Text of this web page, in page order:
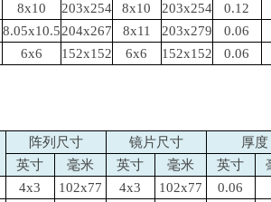
8x10 203x254 8x10 203x254 0.12
8.05x10.5204x267 8x11 203x279 0.06
6x6 152x152 6x6 152x152 0.06
阵列尺寸 镜片尺寸 厚度
英寸
毫米 英寸 毫米 英寸
4x3 102x77 4x3 102x77 0.06